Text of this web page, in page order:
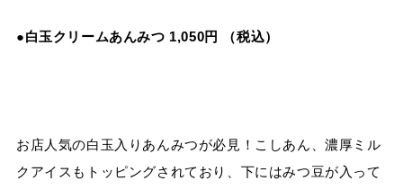
●白玉クリームあんみつ 1,050円 （税込）
お店人気の白玉入りあんみつが必見！こしあん、濃厚ミル
クアイスもトッピングされており、下にはみつ豆が入って